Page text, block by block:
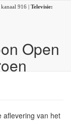
kanaal 916 | Televisie:
Open
aflevering van het